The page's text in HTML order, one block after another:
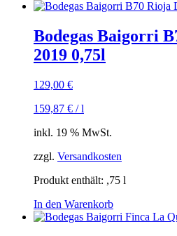
Bodegas Baigorri
2019 0,75l
129,00 €
159,87 € /l
inkl. 19 % MwSt.
zzgl. Versandkosten
Produkt enthält: ,75 l
In den Warenkorb